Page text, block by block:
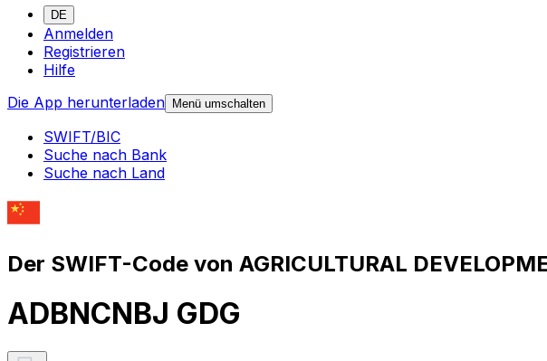
DE
Anmelden
Registrieren
Hilfe
Die App herunterladen Menü umschalten
SWIFT/BIC
Suche nach Bank
Suche nach Land
Der SWIFT-Code von AGRICULTURAL
ADBNCNBJ GDG